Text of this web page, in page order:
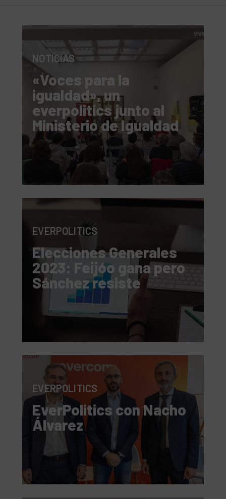
NOTICIAS
«Voces para la
igualdad», un
everpolitics junto al
Ministerio de Igualdad
EVERPOLITICS
Elecciones Generales
2023: Feijóo gana pero
Sánchez resiste
EVERPOLITICS
EverPolitics con Nacho
Álvarez